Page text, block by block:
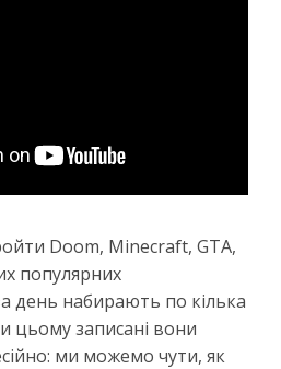
Doom, Minecraft, GTA,
популярних
день набирають по кілька
цьому записані вони
ми можемо чути, як